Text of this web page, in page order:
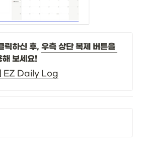
릭하신 후, 우측 상단 복제 버튼을
해 보세요!
EZ Daily Log